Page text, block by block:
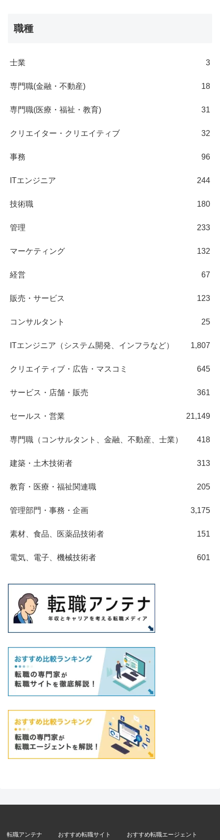
職種
士業 3
専門職(金融・不動産) 18
専門職(医療・福祉・教育) 31
クリエイター・クリエイティブ 32
事務 96
ITエンジニア 244
技術職 180
管理 233
マーケティング 132
経営 67
販売・サービス 123
コンサルタント 25
ITエンジニア（システム開発、インフラなど） 1,807
クリエイティブ・広告・マスコミ 645
サービス・店舗・販売 361
セールス・営業 21,149
専門職（コンサルタント、金融、不動産、士業） 418
建築・土木技術者 313
教育・医療・福祉関連職 205
管理部門・事務・企画 3,175
素材、食品、医薬品技術者 151
電気、電子、機械技術者 601
転職アンテナ おすすめ転職サイト おすすめ転職エージェント